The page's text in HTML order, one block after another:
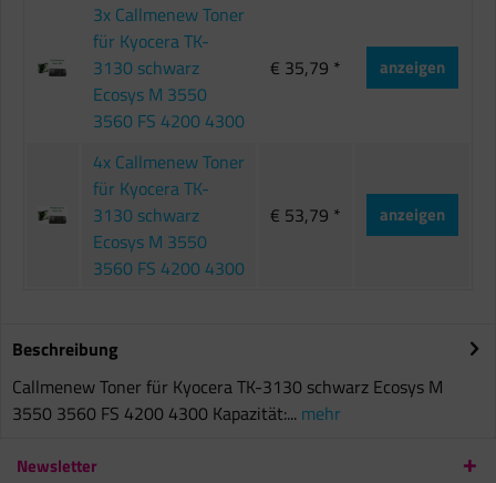
3x Callmenew Toner
für Kyocera TK-
3130 schwarz
Ecosys M 3550
3560 FS 4200 4300
€ 35,79 * anzeigen
4x Callmenew Toner
für Kyocera TK-
3130 schwarz
Ecosys M 3550
3560 FS 4200 4300
€ 53,79 * anzeigen
Beschreibung
Callmenew Toner für Kyocera TK-3130 schwarz Ecosys M
3550 3560 FS 4200 4300 Kapazität:... mehr
Newsletter